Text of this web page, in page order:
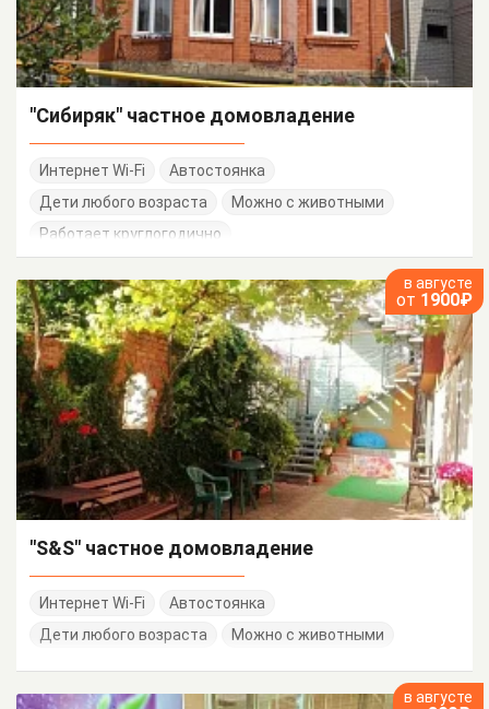
"Сибиряк" частное домовладение
Интернет Wi-Fi
Автостоянка
Дети любого возраста
Можно с животными
Работает круглогодично
в августе
от 1900₽
"S&S" частное домовладение
Интернет Wi-Fi
Автостоянка
Дети любого возраста
Можно с животными
в августе